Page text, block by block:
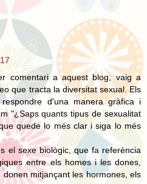
comentari a aquest blog, vaig a
que tracta la diversitat sexual. Els
d'una manera gràfica i
"¿Saps quants tipus de sexualitat
quede lo més clar i siga lo més
el sexe biològic, que fa referència
entre els homes i les dones,
mitjançant les hormones, els